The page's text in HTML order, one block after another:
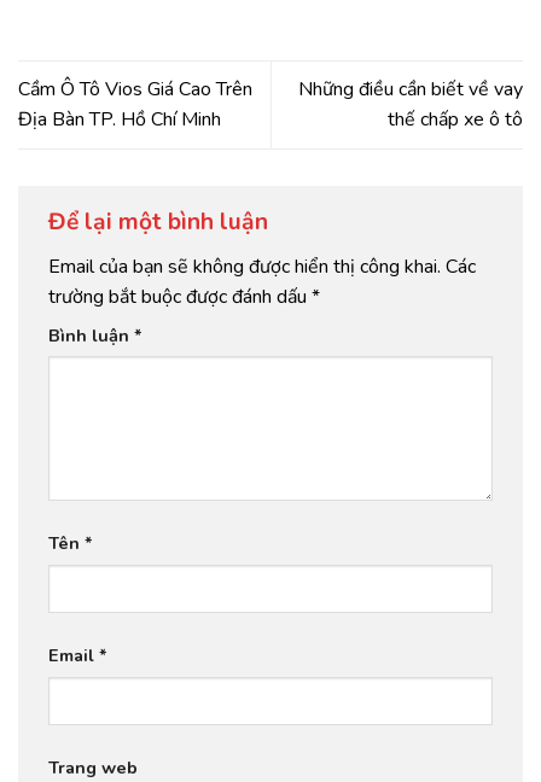
Cầm Ô Tô Vios Giá Cao Trên
Địa Bàn TP. Hồ Chí Minh
Những điều cần biết về vay
thế chấp xe ô tô
Để lại một bình luận
Email của bạn sẽ không được hiển thị công khai. Các
trường bắt buộc được đánh dấu *
Bình luận *
Tên *
Email *
Trang web